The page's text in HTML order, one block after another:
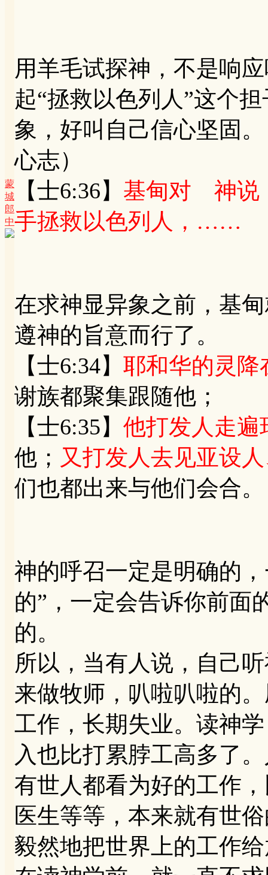
蒙
城
郎
中
用羊毛试探神，不是响
起“拯救以色列人”这个
象，好叫自己信心坚固
心志）
【士6:36】 基甸对 神说
手拯救以色列人，……
在求神显异象之前，基
遵神的旨意而行了。
【士6:34】 耶和华的灵降
谢族都聚集跟随他；
【士6:35】 他打发人走遍
他； 又打发人去见亚设
们也都出来与他们会合。
神的呼召一定是明确的
的”，一定会告诉你前面
的。
所以，当有人说，自己
来做牧师，叭啦叭啦的
工作，长期失业。读神
入也比打累脖工高多了
有世人都看为好的工作
医生等等，本来就有世
毅然地把世界上的工作